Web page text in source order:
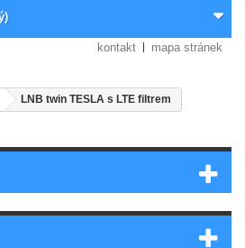
kontakt mapa stránek
LNB twin TESLA s LTE filtrem